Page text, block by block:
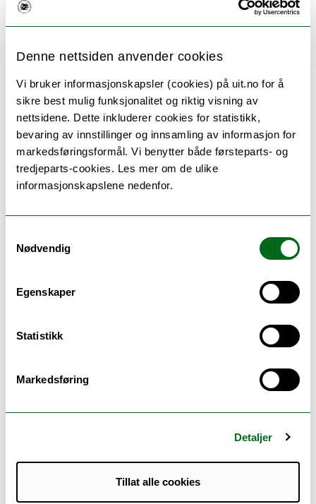
Denne nettsiden anvender cookies
Vi bruker informasjonskapsler (cookies) på uit.no for å
sikre best mulig funksjonalitet og riktig visning av
nettsidene. Dette inkluderer cookies for statistikk,
bevaring av innstillinger og innsamling av informasjon for
markedsføringsformål. Vi benytter både førsteparts- og
tredjeparts-cookies. Les mer om de ulike
informasjonskapslene nedenfor.
Nødvendig
Egenskaper
Statistikk
Markedsføring
Detaljer
Tillat alle cookies
Undervisning
Mellom undervisningsøkter vil det være mulighet
for digital kommunikasjon og formidling av
læringsressurser fra emnet.
Emnet evalueres i henhold til instituttets
retningslinjer.
Emnet legges ned og siste mulighet til å avlegge
Pensum
Pensumliste for PED-1007 Digitale verktøy og